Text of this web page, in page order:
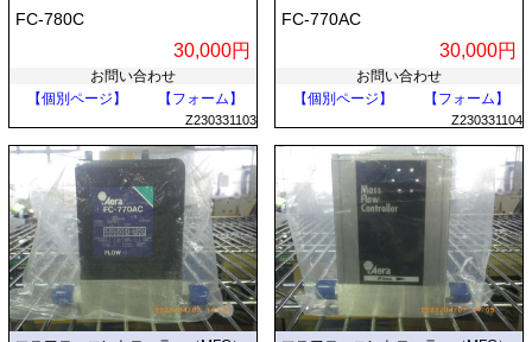
FC-780C
30,000円
お問い合わせ
【個別ページ】
【フォーム】
Z230331103
FC-770AC
30,000円
お問い合わせ
【個別ページ】
【フォーム】
Z230331104